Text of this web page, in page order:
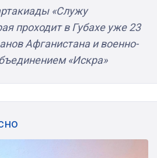
«Служу
проходит в Губахе уже 23
Афганистана и военно-
«Искра»